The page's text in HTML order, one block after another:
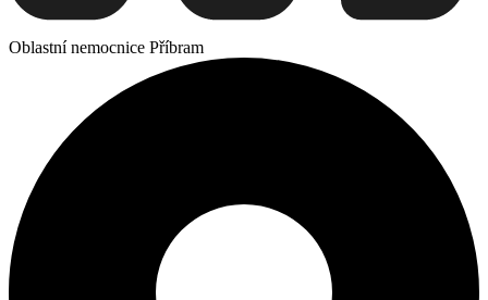
Oblastní nemocnice Příbram